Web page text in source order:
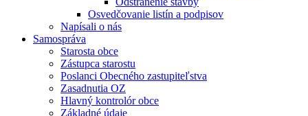
Osvedčovanie listín a podpisov
Napísali o nás
Samospráva
Starosta obce
Zástupca starostu
Poslanci Obecného zastupiteľstva
Zasadnutia OZ
Hlavný kontrolór obce
Základné údaje